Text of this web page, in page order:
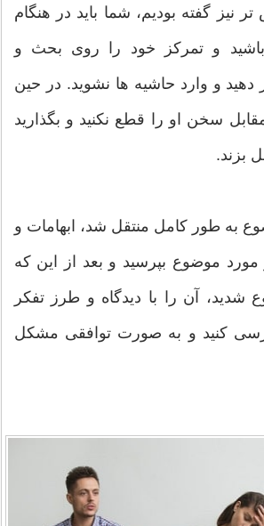
نیز گفته بودیم، شما باید در هنگام
و تمرکز خود را روی بحث و
و وارد حاشیه ها نشوید. در حین
سخن او را قطع نکنید و بگذارید
بزند.
به طور کامل منتقل شد، ابهامات و
موضوع بپرسید و بعد از این که
شدید، آن را با دیدگاه و طرز تفکر
کنید و به صورت توافقی مشکل